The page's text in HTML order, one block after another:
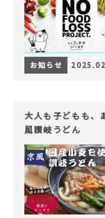
お知らせ
大人も子どもも、
風讃岐うどん